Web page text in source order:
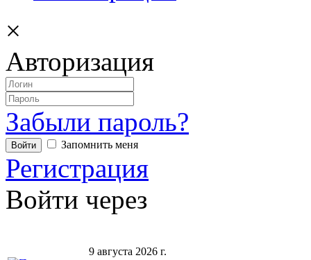
×
Авторизация
Забыли пароль?
Запомнить меня
Регистрация
Войти через
9 августа 2026 г.